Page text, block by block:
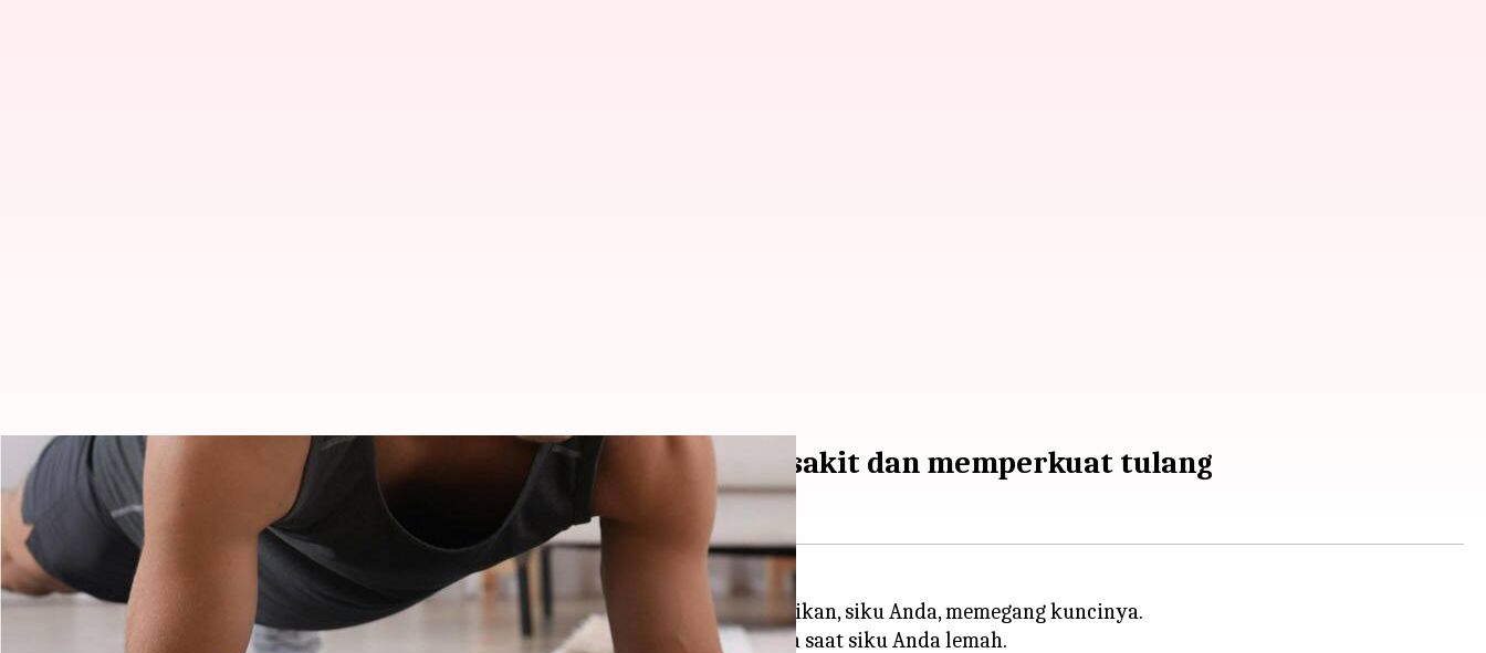
Yoga untuk siku: Asana ini dapat menghilangkan rasa sakit dan memperkuat tulang
menulis Taufiq Al Jufri 01:12 pm
Apa ceritanya
Dalam hal kesehatan lengan Anda secara keseluruhan, pahlawan yang sering diabaikan, siku Anda, memegang kuncinya.
Anda mungkin menghadapi tantangan kinerja dengan peningkatan paparan cedera saat siku Anda lemah.